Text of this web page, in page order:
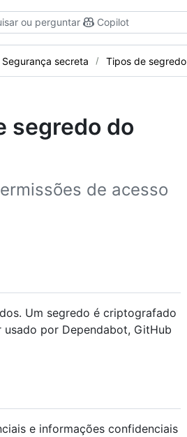
ou perguntar Copilot
Segurança secreta Tipos de segredo
segredo do
de acesso
Um segredo é criptografado
por Dependabot, GitHub
e informações confidenciais